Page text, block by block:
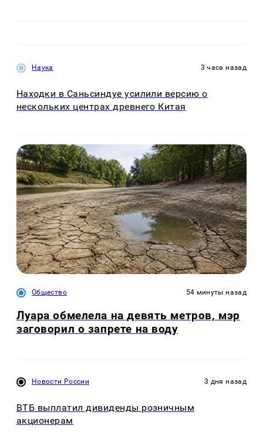
Наука 3 часа назад
Находки в Саньсиндуе усилили версию о
нескольких центрах древнего Китая
Общество 54 минуты назад
Луара обмелела на девять метров, мэр
заговорил о запрете на воду
Новости России 3 дня назад
ВТБ выплатил дивиденды розничным
акционерам